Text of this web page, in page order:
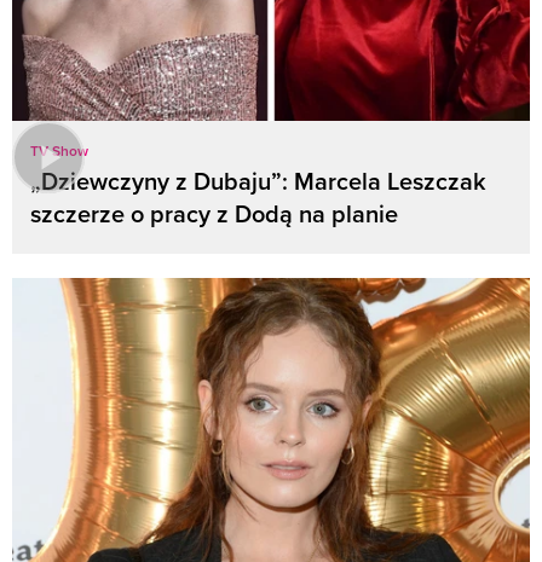
TV Show
„Dziewczyny z Dubaju”: Marcela Leszczak
szczerze o pracy z Dodą na planie